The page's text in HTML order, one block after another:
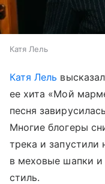
Катя Лель
Катя Лель
ее хита «Мой
песня
Многие блогеры
трека и
в меховые шапки
стиль.